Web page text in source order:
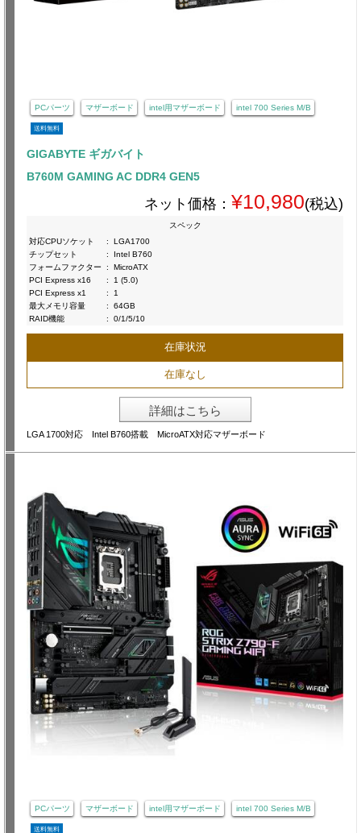
PCパーツ マザーボード intel用マザーボード intel 700 Series M/B
送料無料
GIGABYTE ギガバイト
B760M GAMING AC DDR4 GEN5
ネット価格： ¥10,980(税込)
スペック
対応CPUソケット
:
LGA1700
チップセット
:
Intel B760
フォームファクター
:
MicroATX
PCI Express x16
:
1 (5.0)
PCI Express x1
:
1
最大メモリ容量
:
64GB
RAID機能
: 0/1/5/10
在庫状況
在庫なし
詳細はこちら
LGA 1700対応 Intel B760搭載 MicroATX対応マザーボード
PCパーツ マザーボード intel用マザーボード intel 700 Series M/B
送料無料